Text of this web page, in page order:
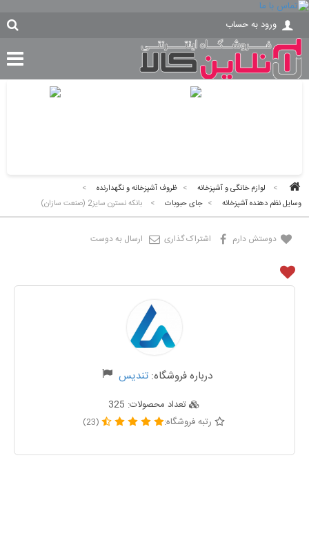
ورود به حساب
> لوازم خانگی و آشپزخانه > ظروف آشپزخانه و نگهدارنده
>
وسایل نظم دهنده آشپزخانه
> جای حبوبات > بانکه نسترن سایز2 (صنعت سازان)
دوستش دارم اشتراک گذاری ارسال به دوست
درباره فروشگاه: تندیس
تعداد محصولات: 325
رتبه فروشگاه:
(23)